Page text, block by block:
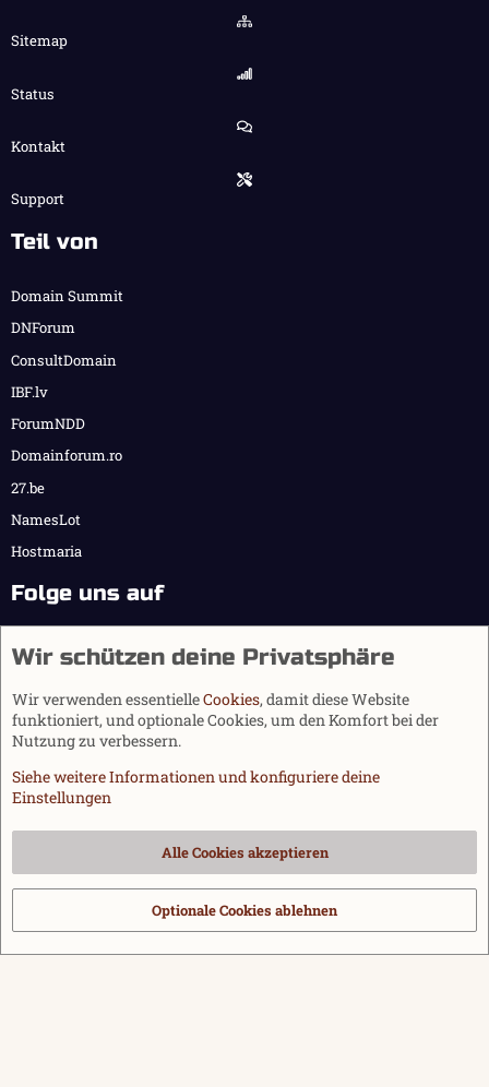
Sitemap
Status
Kontakt
Support
Teil von
Domain Summit
DNForum
ConsultDomain
IBF.lv
ForumNDD
Domainforum.ro
27.be
NamesLot
Hostmaria
Folge uns auf
Cookies
Datenschutz
Hilfe und Impressum
Start
S
Community platform by XenForo® © 2010-2026 XenForo Ltd.
via s9e/MediaSites
Wir schützen deine Privatsphäre
Wir verwenden essentielleCookies, damit diese Website
funktioniert, und optionale Cookies, um den Komfort bei der
Nutzung zu verbessern.
Siehe weitere Informationen und konfiguriere deine
Einstellungen
Alle Cookies akzeptieren
Optionale Cookies ablehnen